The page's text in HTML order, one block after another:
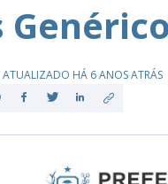
ATUALIZADO HÁ 6 ANOS ATRÁS